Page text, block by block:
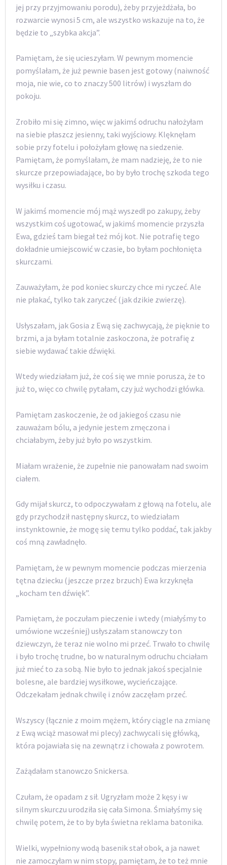
jej przy przyjmowaniu porodu), żeby przyjeżdżała, bo
rozwarcie wynosi 5 cm, ale wszystko wskazuje na to, że
będzie to „szybka akcja”.
Pamiętam, że się ucieszyłam. W pewnym momencie
pomyślałam, że już pewnie basen jest gotowy (naiwność
moja, nie wie, co to znaczy 500 litrów) i wyszłam do
pokoju.
Zrobiło mi się zimno, więc w jakimś odruchu nałożyłam
na siebie płaszcz jesienny, taki wyjściowy. Klęknęłam
sobie przy fotelu i położyłam głowę na siedzenie.
Pamiętam, że pomyślałam, że mam nadzieję, że to nie
skurcze przepowiadające, bo by było trochę szkoda tego
wysiłku i czasu.
W jakimś momencie mój mąż wyszedł po zakupy, żeby
wszystkim coś ugotować, w jakimś momencie przyszła
Ewa, gdzieś tam biegał też mój kot. Nie potrafię tego
dokładnie umiejscowić w czasie, bo byłam pochłonięta
skurczami.
Zauważyłam, że pod koniec skurczy chce mi ryczeć. Ale
nie płakać, tylko tak zaryczeć (jak dzikie zwierzę).
Usłyszałam, jak Gosia z Ewą się zachwycają, że pięknie to
brzmi, a ja byłam totalnie zaskoczona, że potrafię z
siebie wydawać takie dźwięki.
Wtedy wiedziałam już, że coś się we mnie porusza, że to
już to, więc co chwilę pytałam, czy już wychodzi główka.
Pamiętam zaskoczenie, że od jakiegoś czasu nie
zauważam bólu, a jedynie jestem zmęczona i
chciałabym, żeby już było po wszystkim.
Miałam wrażenie, że zupełnie nie panowałam nad swoim
ciałem.
Gdy mijał skurcz, to odpoczywałam z głową na fotelu, ale
gdy przychodził następny skurcz, to wiedziałam
instynktownie, że mogę się temu tylko poddać, tak jakby
coś mną zawładnęło.
Pamiętam, że w pewnym momencie podczas mierzenia
tętna dziecku (jeszcze przez brzuch) Ewa krzyknęła
„kocham ten dźwięk”.
Pamiętam, że poczułam pieczenie i wtedy (miałyśmy to
umówione wcześniej) usłyszałam stanowczy ton
dziewczyn, że teraz nie wolno mi przeć. Trwało to chwilę
i było trochę trudne, bo w naturalnym odruchu chciałam
już mieć to za sobą. Nie było to jednak jakoś specjalnie
bolesne, ale bardziej wysiłkowe, wycieńczające.
Odczekałam jednak chwilę i znów zaczęłam przeć.
Wszyscy (łącznie z moim mężem, który ciągle na zmianę
z Ewą wciąż masował mi plecy) zachwycali się główką,
która pojawiała się na zewnątrz i chowała z powrotem.
Zażądałam stanowczo Snickersa.
Czułam, że opadam z sił. Ugryzłam może 2 kęsy i w
silnym skurczu urodziła się cała Simona. Śmiałyśmy się
chwilę potem, że to by była świetna reklama batonika.
Wielki, wypełniony wodą basenik stał obok, a ja nawet
nie zamoczyłam w nim stopy, pamiętam, że to też mnie